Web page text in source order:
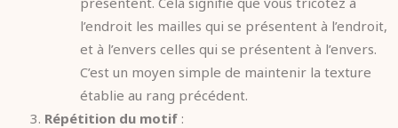
l’endroit les mailles qui se présentent à l’endroit,
et à l’envers celles qui se présentent à l’envers.
C’est un moyen simple de maintenir la texture
établie au rang précédent.
Répétition du motif :